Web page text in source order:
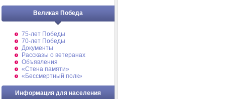
Великая Победа
75-лет Победы
70-лет Победы
Документы
Рассказы о ветеранах
Объявления
«Стена памяти»
«Бессмертный полк»
Информация для населения